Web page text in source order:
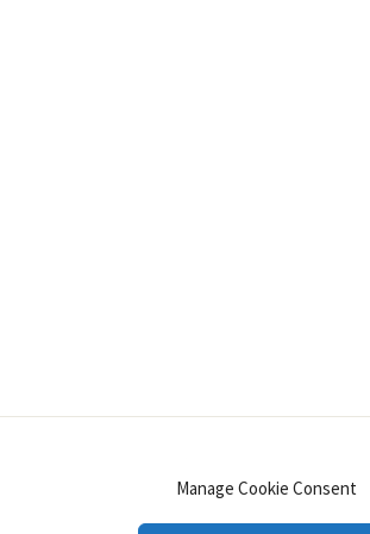
Manage Cookie Consent